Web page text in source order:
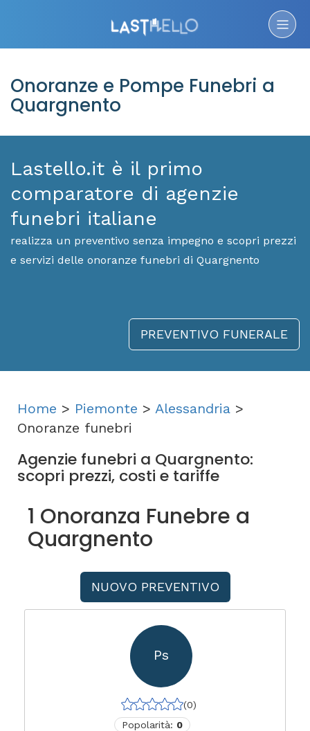
Onoranze e Pompe Funebri a
Quargnento
Lastello.it è il primo
comparatore di agenzie
funebri italiane
realizza un preventivo senza impegno e scopri prezzi
e servizi delle onoranze funebri di Quargnento
PREVENTIVO FUNERALE
Home > Piemonte > Alessandria >
Onoranze funebri
Agenzie funebri a Quargnento:
scopri prezzi, costi e tariffe
1 Onoranza Funebre a
Quargnento
NUOVO PREVENTIVO
Ps
(0)
Popolarità: 0